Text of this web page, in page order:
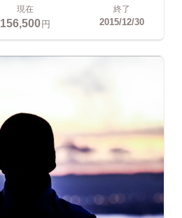
現在
156,500円
終了
2015/12/30